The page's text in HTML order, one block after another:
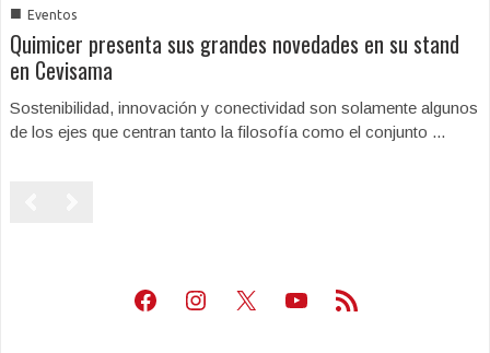
■ Eventos
Quimicer presenta sus grandes novedades en su stand
en Cevisama
Sostenibilidad, innovación y conectividad son solamente algunos
de los ejes que centran tanto la filosofía como el conjunto ...
Facebook
Instagram
X Youtube
Feed RSS